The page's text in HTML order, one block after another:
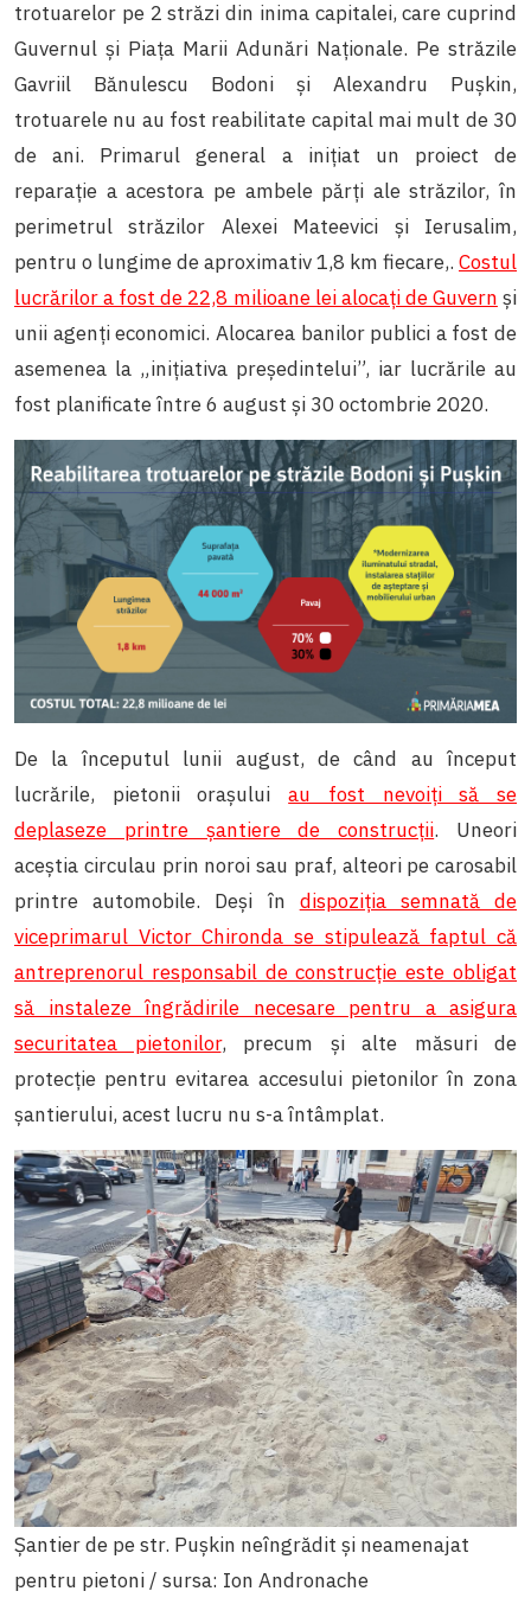
trotuarelor pe 2 străzi din inima capitalei, care cuprind
Guvernul și Piața Marii Adunări Naționale. Pe străzile
Gavriil Bănulescu Bodoni și Alexandru Pușkin,
trotuarele nu au fost reabilitate capital mai mult de 30
de ani. Primarul general a inițiat un proiect de
reparație a acestora pe ambele părți ale străzilor, în
perimetrul străzilor Alexei Mateevici și Ierusalim,
pentru o lungime de aproximativ 1,8 km fiecare,. Costul
lucrărilor a fost de 22,8 milioane lei alocați de Guvern și
unii agenți economici. Alocarea banilor publici a fost de
asemenea la „inițiativa președintelui”, iar lucrările au
fost planificate între 6 august și 30 octombrie 2020.
De la începutul lunii august, de când au început
lucrările, pietonii orașuluiau fost nevoiți să se
deplaseze printre șantiere de construcții. Uneori
aceștia circulau prin noroi sau praf, alteori pe carosabil
printre automobile. Deși în dispoziția semnată de
viceprimarul Victor Chironda se stipulează faptul că
antreprenorul responsabil de construcție este obligat
să instaleze îngrădirile necesare pentru a asigura
securitatea pietonilor, precum și alte măsuri de
protecție pentru evitarea accesului pietonilor în zona
șantierului, acest lucru nu s-a întâmplat.
Șantier de pe str. Pușkin neîngrădit și neamenajat
pentru pietoni / sursa: Ion Andronache